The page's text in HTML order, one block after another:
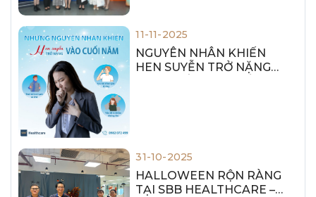
11-11-2025
NGUYÊN NHÂN KHIẾN
HEN SUYỄN TRỞ NẶNG
31-10-2025
HALLOWEEN RỘN RÀNG
TẠI SBB HEALTHCARE –